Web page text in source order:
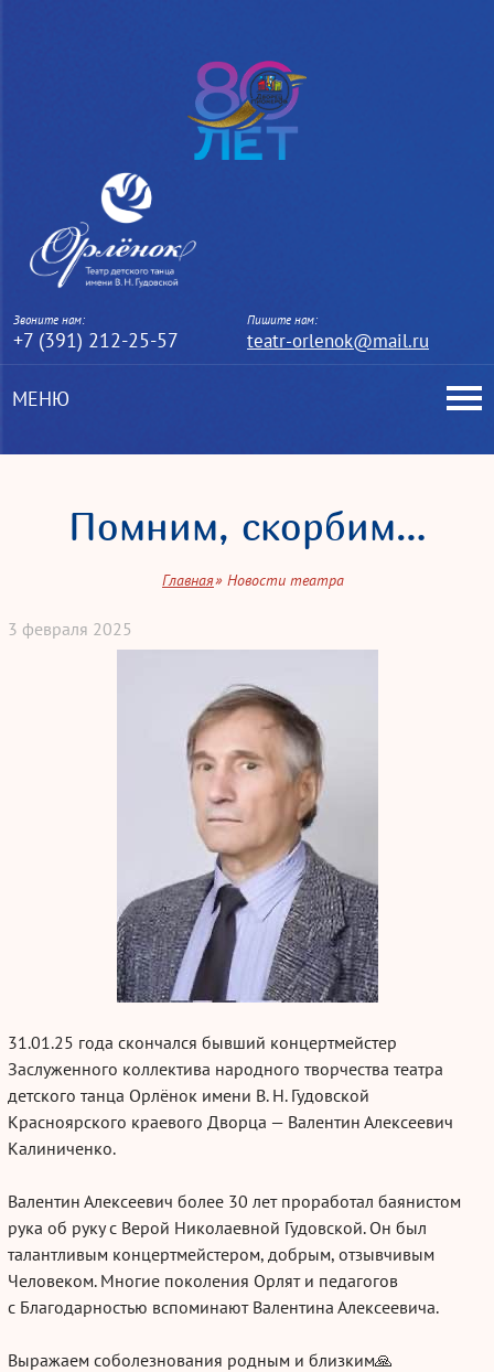
Звоните нам:
+7 (391) 212-25-57
Пишите нам:
teatr-orlenok@mail.ru
МЕНЮ
Помним, скорбим…
Главная Новости театра
3 февраля 2025
31.01.25 года скончался бывший концертмейстер
Заслуженного коллектива народного творчества театра
детского танца Орлёнок имени В. Н. Гудовской
Красноярского краевого Дворца — Валентин Алексеевич
Калиниченко.
Валентин Алексеевич более 30 лет проработал баянистом
рука об руку с Верой Николаевной Гудовской. Он был
талантливым концертмейстером, добрым, отзывчивым
Человеком. Многие поколения Орлят и педагогов
с Благодарностью вспоминают Валентина Алексеевича.
Выражаем соболезнования родным и близким🙏